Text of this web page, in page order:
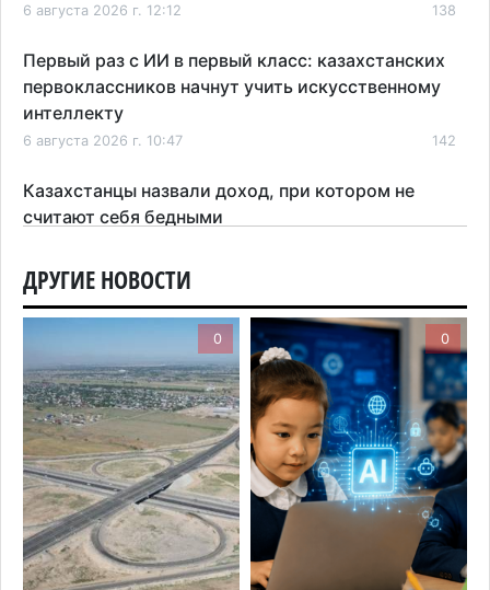
6 августа 2026 г. 12:12 138
Первый раз с ИИ в первый класс: казахстанских
первоклассников начнут учить искусственному
интеллекту
6 августа 2026 г. 10:47 142
Казахстанцы назвали доход, при котором не
считают себя бедными
Пожар в Аксайском ущелье под Алматы
полностью ликвидирован спустя три дня
194
Минэкологии опровергло фото тигра возле села
в Алматинской области
5 августа 2026 г. 17:06 190
Казахстан стал лидером Центральной Азии в
мировом рейтинге благополучия
5 августа 2026 г. 13:55 248
ДРУГИЕ НОВОСТИ
0 0